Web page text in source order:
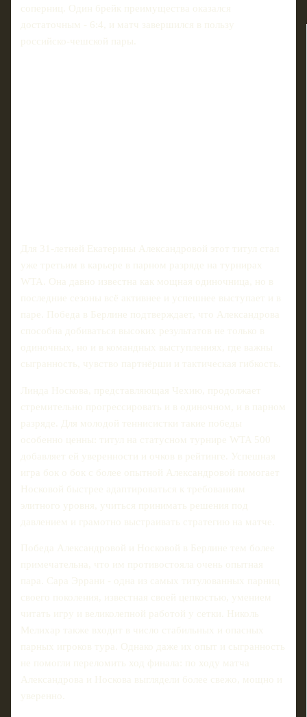
соперниц. Один брейк преимущества оказался
достаточным - 6:4, и матч завершился в пользу
российско-чешской пары.
Для 31‑летней Екатерины Александровой этот титул стал
уже третьим в карьере в парном разряде на турнирах
WTA. Она давно известна как мощная одиночница, но в
последние сезоны всё активнее и успешнее выступает и в
паре. Победа в Берлине подтверждает, что Александрова
способна добиваться высоких результатов не только в
одиночных, но и в командных выступлениях, где важны
сыгранность, чувство партнёрши и тактическая гибкость.
Линда Носкова, представляющая Чехию, продолжает
стремительно прогрессировать и в одиночном, и в парном
разряде. Для молодой теннисистки такие победы
особенно ценны: титул на статусном турнире WTA 500
добавляет ей уверенности и очков в рейтинге. Успешная
игра бок о бок с более опытной Александровой помогает
Носковой быстрее адаптироваться к требованиям
элитного уровня, учиться принимать решения под
давлением и грамотно выстраивать стратегию на матче.
Победа Александровой и Носковой в Берлине тем более
примечательна, что им противостояла очень опытная
пара. Сара Эррани - одна из самых титулованных парниц
своего поколения, известная своей цепкостью, умением
читать игру и великолепной работой у сетки. Николь
Мелихар также входит в число стабильных и опасных
парных игроков тура. Однако даже их опыт и сыгранность
не помогли переломить ход финала: по ходу матча
Александрова и Носкова выглядели более свежо, мощно и
уверенно.